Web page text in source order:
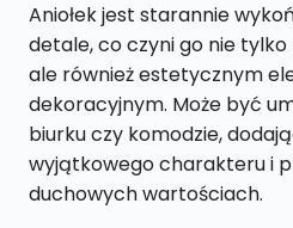
Aniołek jest starannie
detale, co czyni go nie
ale również estetycznym
dekoracyjnym. Może być
biurku czy komodzie,
wyjątkowego charakteru i
duchowych wartościach.